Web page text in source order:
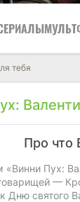
тебя
Про что
«Винни Пух:
—
к Дню святого